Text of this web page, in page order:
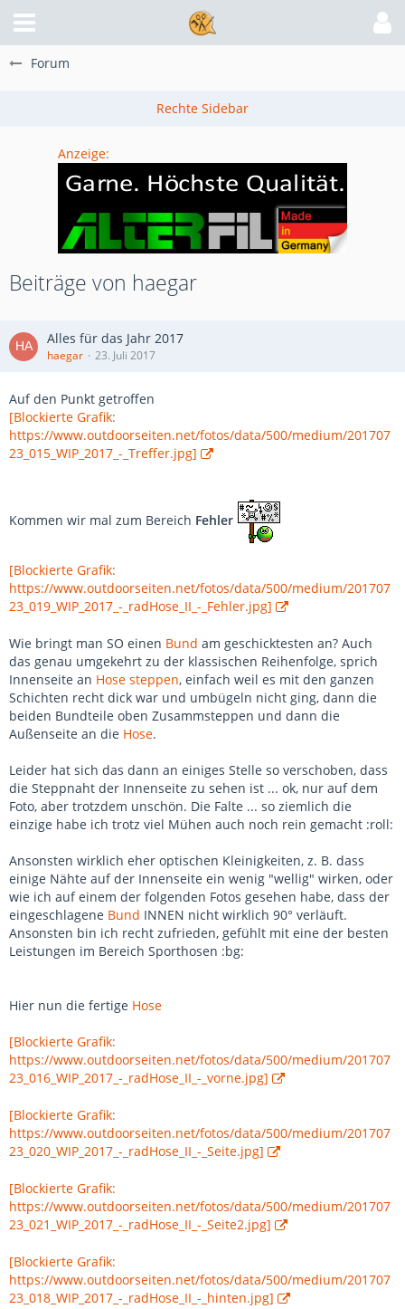
Forum
Anzeige:
Beiträge von haegar
Alles für das Jahr 2017
haegar 23. Juli 2017
Auf den Punkt getroffen
[Blockierte Grafik:
https://www.outdoorseiten.net/fotos/data/500/medium/201707
23_015_WIP_2017_-_Treffer.jpg]
Kommen wir mal zum Bereich Fehler
[Blockierte Grafik:
https://www.outdoorseiten.net/fotos/data/500/medium/201707
23_019_WIP_2017_-_radHose_II_-_Fehler.jpg]
Wie bringt man SO einen Bund am geschicktesten an? Auch
das genau umgekehrt zu der klassischen Reihenfolge, sprich
Innenseite an Hose steppen, einfach weil es mit den ganzen
Schichten recht dick war und umbügeln nicht ging, dann die
beiden Bundteile oben Zusammsteppen und dann die
Außenseite an die Hose.
Leider hat sich das dann an einiges Stelle so verschoben, dass
die Steppnaht der Innenseite zu sehen ist ... ok, nur auf dem
Foto, aber trotzdem unschön. Die Falte ... so ziemlich die
einzige habe ich trotz viel Mühen auch noch rein gemacht :roll:
Ansonsten wirklich eher optischen Kleinigkeiten, z. B. dass
einige Nähte auf der Innenseite ein wenig "wellig" wirken, oder
wie ich auf einem der folgenden Fotos gesehen habe, dass der
eingeschlagene Bund INNEN nicht wirklich 90° verläuft.
Ansonsten bin ich recht zufrieden, gefühlt mit eine der besten
Leistungen im Bereich Sporthosen :bg:
Hier nun die fertige Hose
[Blockierte Grafik:
https://www.outdoorseiten.net/fotos/data/500/medium/201707
23_016_WIP_2017_-_radHose_II_-_vorne.jpg]
[Blockierte Grafik:
https://www.outdoorseiten.net/fotos/data/500/medium/201707
23_020_WIP_2017_-_radHose_II_-_Seite.jpg]
[Blockierte Grafik:
https://www.outdoorseiten.net/fotos/data/500/medium/201707
23_021_WIP_2017_-_radHose_II_-_Seite2.jpg]
[Blockierte Grafik:
https://www.outdoorseiten.net/fotos/data/500/medium/201707
23_018_WIP_2017_-_radHose_II_-_hinten.jpg]